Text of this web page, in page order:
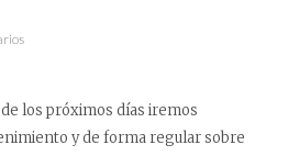
los próximos días iremos
y de forma regular sobre